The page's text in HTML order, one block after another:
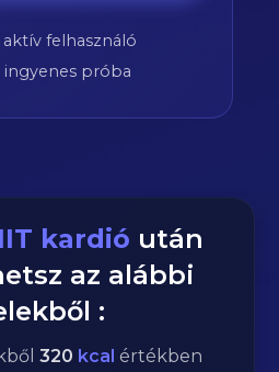
aktív felhasználó
ingyenes próba
kardió után
az alábbi
:
320 kcal értékben